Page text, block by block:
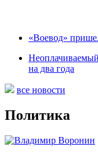
«Воевод»
на два года
все новости
Политика